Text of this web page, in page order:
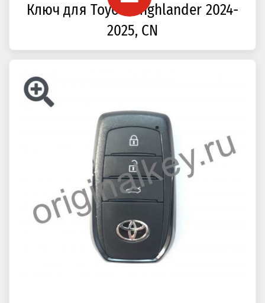
Ключ для Toyota Highlander 2024-
2025, CN